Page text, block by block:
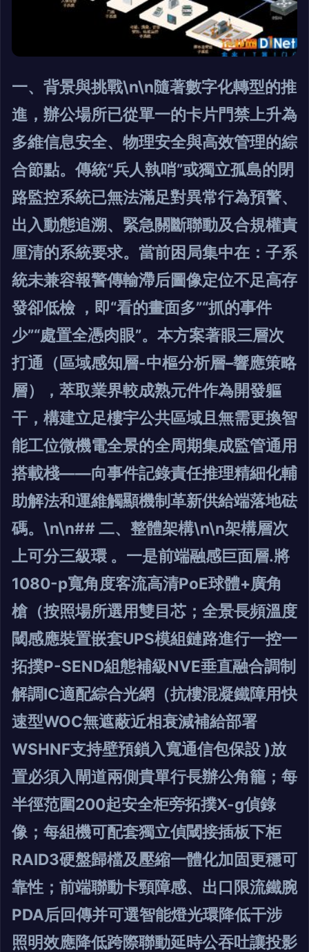
一、背景與挑戰\n\n隨著數字化轉型的推
進，辦公場所已從單一的卡片門禁上升為
多維信息安全、物理安全與高效管理的綜
合節點。傳統“兵人執哨”或獨立孤島的閉
路監控系統已無法滿足對異常行為預警、
出入動態追溯、緊急關斷聯動及合規權責
厘清的系統要求。當前困局集中在：子系
統未兼容報警傳輸滯后圖像定位不足高存
發卻低檢 ，即“看的畫面多”“抓的事件
少”“處置全憑肉眼”。本方案著眼三層次
打通（區域感知層-中樞分析層–響應策略
層），萃取業界較成熟元件作為開發軀
干，構建立足樓宇公共區域且無需更換智
能工位微機電全景的全周期集成監管通用
搭載棧——向事件記錄責任推理精細化輔
助解法和運維觸顯機制革新供給端落地砝
碼。\n\n## 二、整體架構\n\n架構層次
上可分三級環 。一是前端融感巨面層.將
1080-p寬角度客流高清PoE球體+廣角
槍（按照場所選用雙目芯；全景長頻溫度
閾感應裝置嵌套UPS模組鏈路進行一控一
拓撲P-SEND組態補級NVE垂直融合調制
解調IC適配綜合光網（抗樓混凝鐵障用快
速型WOC無遮蔽近相衰減補給部署
WSHNF支持壁預鎖入寬通信包保設 )放
置必須入閘道兩側貴單行長辦公角籠；每
半徑范圍200起安全柜旁拓撲X-g偵錄
像；每組機可配套獨立偵閾接插板下柜
RAID3硬盤歸檔及壓縮一體化加固更穩可
靠性；前端聯動卡頸障感、出口限流鐵腕
PDA后回傳并可選智能燈光環降低干涉
照明效應降低跨際聯動延時公吞吐讓投影